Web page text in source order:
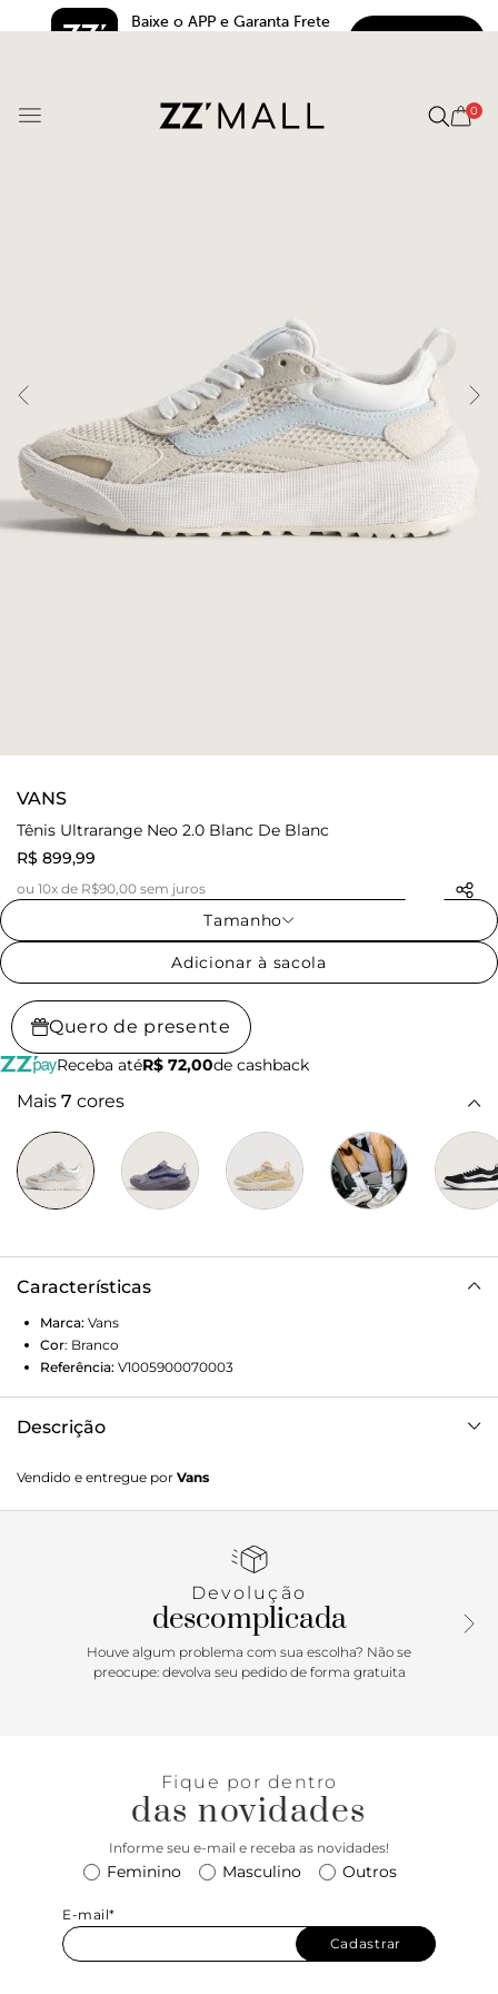
Baixe o APP e Garanta Frete
0
VANS
Tênis Ultrarange Neo 2.0 Blanc De Blanc
R$ 899,99
ou 10x de R$90,00 sem juros
Tamanho
Adicionar à sacola
Quero de presente
Receba atéR$ 72,00de cashback
Mais 7 cores
Características
Marca: Vans
Cor: Branco
Referência: V1005900070003
Descrição
Vendido e entregue por Vans
Devolução
descomplicada
Houve algum problema com sua escolha? Não se
preocupe: devolva seu pedido de forma gratuita
Fique por dentro
das novidades
Informe seu e-mail e receba as novidades!
Feminino Masculino Outros
E-mail*
Cadastrar